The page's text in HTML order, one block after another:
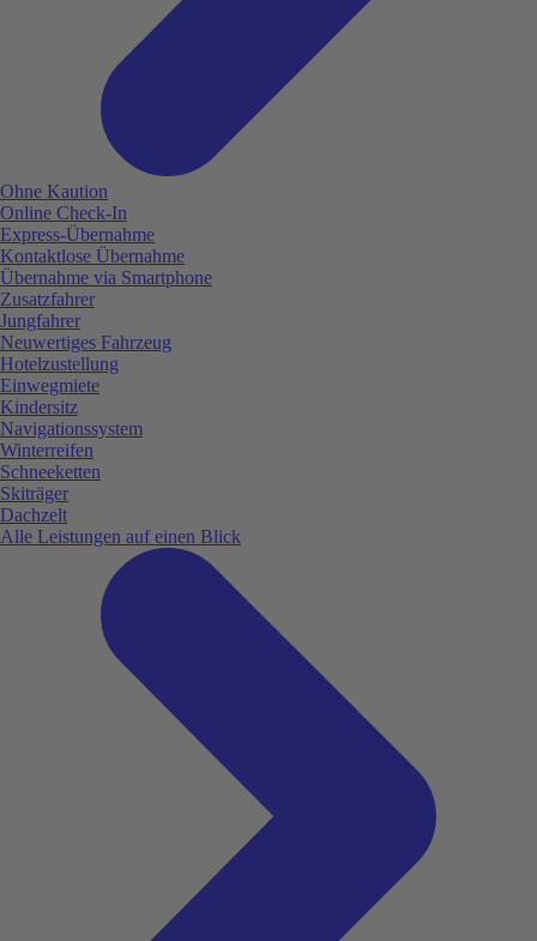
Ohne Kaution
Online Check-In
Express-Übernahme
Kontaktlose Übernahme
Übernahme via Smartphone
Zusatzfahrer
Jungfahrer
Neuwertiges Fahrzeug
Hotelzustellung
Einwegmiete
Kindersitz
Navigationssystem
Winterreifen
Schneeketten
Skiträger
Dachzelt
Alle Leistungen auf einen Blick